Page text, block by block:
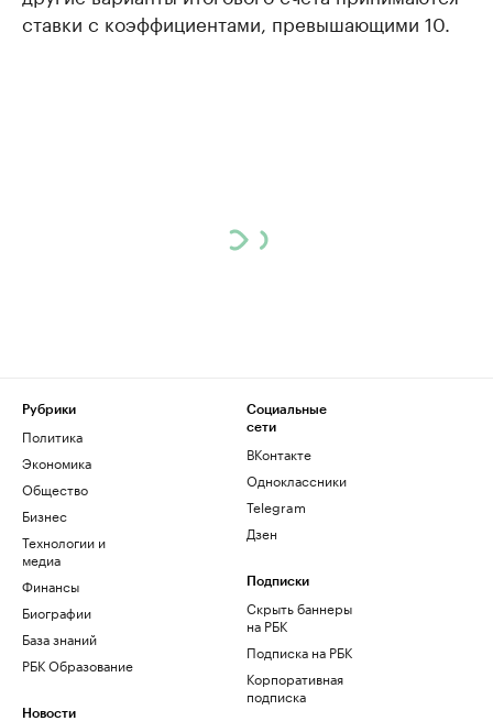
ставки с коэффициентами, превышающими 10.
Рубрики
Политика
Экономика
Общество
Бизнес
Технологии и
медиа
Финансы
Биографии
База знаний
РБК Образование
Новости
Социальные
сети
ВКонтакте
Одноклассники
Telegram
Дзен
Подписки
Скрыть баннеры
на РБК
Подписка на РБК
Корпоративная
подписка